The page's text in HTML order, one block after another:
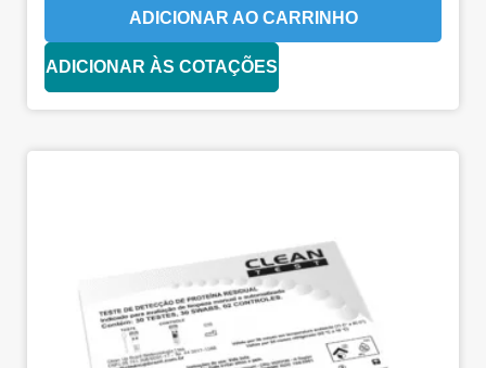
ADICIONAR AO CARRINHO
ADICIONAR ÀS COTAÇÕES